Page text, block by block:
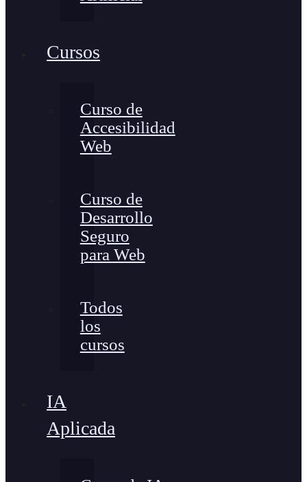
Cursos
Curso de
Accesibilidad
Web
Curso de
Desarrollo
Seguro
para Web
Todos
los
cursos
IA
Aplicada